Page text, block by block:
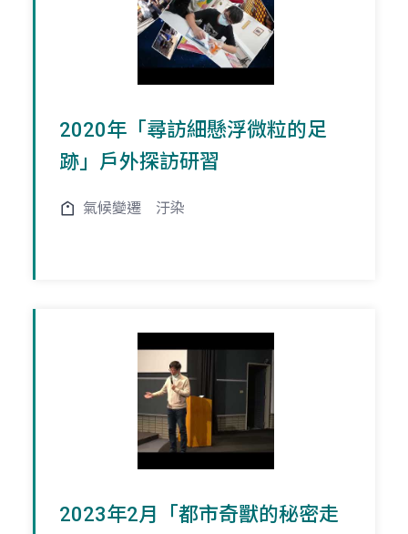
2020年「尋訪細懸浮微粒的足
跡」戶外探訪研習
氣候變遷 汙染
2023年2月「都市奇獸的秘密走